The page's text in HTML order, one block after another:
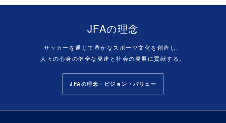
JFAの理念
サッカーを通じて豊かなスポーツ文化を創造し、
人々の心身の健全な発達と社会の発展に貢献する。
JFAの理念・ビジョン・バリュー